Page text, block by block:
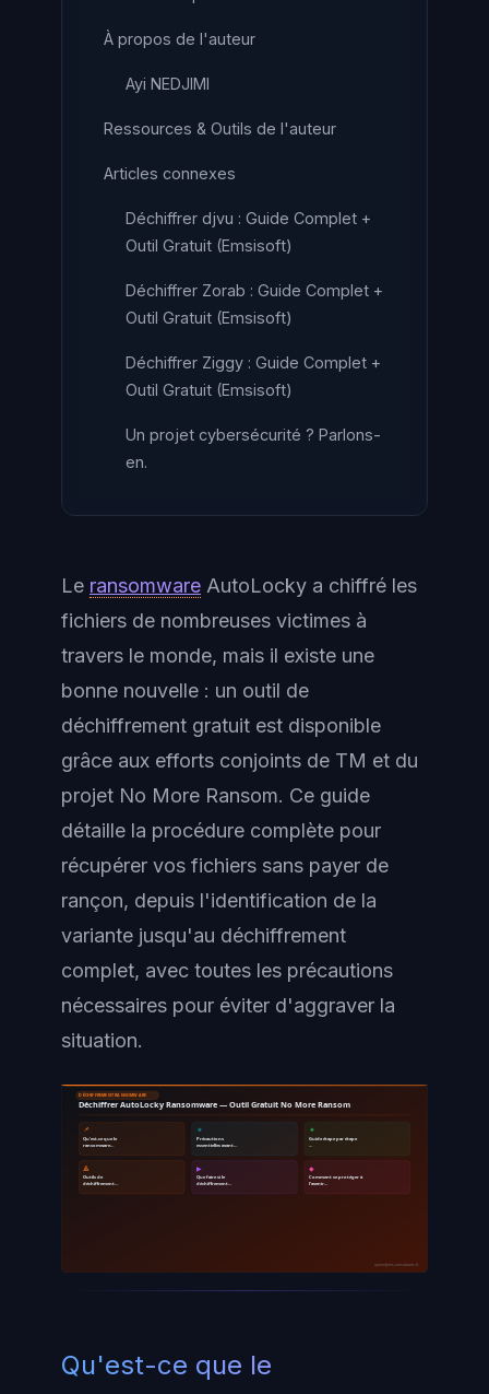
À propos de l'auteur
Ayi NEDJIMI
Ressources & Outils de l'auteur
Articles connexes
Déchiffrer djvu : Guide Complet +
Outil Gratuit (Emsisoft)
Déchiffrer Zorab : Guide Complet +
Outil Gratuit (Emsisoft)
Déchiffrer Ziggy : Guide Complet +
Outil Gratuit (Emsisoft)
Un projet cybersécurité ? Parlons-
en.
Le ransomware AutoLocky a chiffré les
fichiers de nombreuses victimes à
travers le monde, mais il existe une
bonne nouvelle : un outil de
déchiffrement gratuit est disponible
grâce aux efforts conjoints de TM et du
projet No More Ransom. Ce guide
détaille la procédure complète pour
récupérer vos fichiers sans payer de
rançon, depuis l'identification de la
variante jusqu'au déchiffrement
complet, avec toutes les précautions
nécessaires pour éviter d'aggraver la
situation.
DÉCHIFFREMENT RANSOMWARE
Déchiffrer AutoLocky Ransomware — Outil Gratuit No More Ransom
📌
Qu'est-ce que le
ransomware…
🔹
Précautions
essentielles avant…
🔸
Guide étape par étape
🔺
Outils de
déchiffrement…
▶
Que faire si le
déchiffrement…
◆
Comment se protéger à
l'avenir…
ayinedjimi-consultants.fr
Qu'est-ce que le